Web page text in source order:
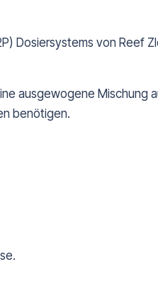
Dosiersystems von Reef
ausgewogene Mischung
benötigen.